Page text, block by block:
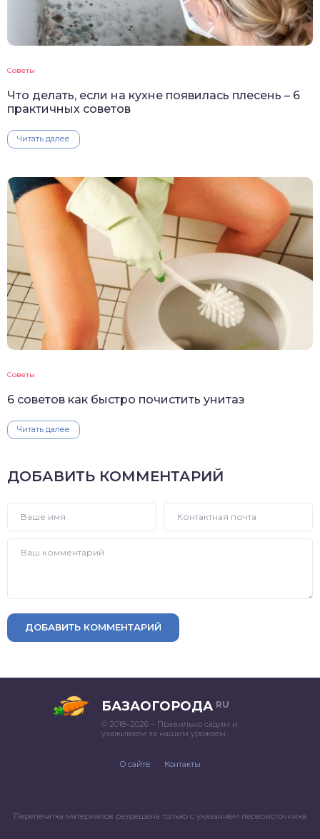
Советы
Что делать, если на кухне появилась плесень – 6
практичных советов
Читать далее
Советы
6 советов как быстро почистить унитаз
Читать далее
ДОБАВИТЬ КОММЕНТАРИЙ
ДОБАВИТЬ КОММЕНТАРИЙ
БАЗАОГОРОДА RU
© 2018–2026 – Правильно садим и
ухаживаем за нашим урожаем.
О сайте Контакты
Перепечатка материалов разрешена только с указанием первоисточника